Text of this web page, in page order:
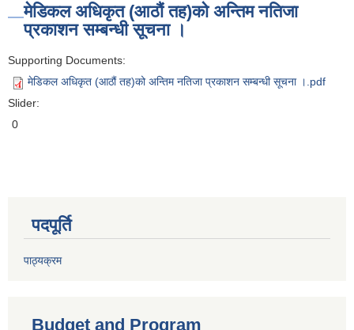
मेडिकल अधिकृत (आठौं तह)को अन्तिम नतिजा
प्रकाशन सम्बन्धी सूचना ।
Supporting Documents:
मेडिकल अधिकृत (आठौं तह)को अन्तिम नतिजा प्रकाशन सम्बन्धी सूचना ।.pdf
Slider:
0
पदपूर्ति
पाठ्यक्रम
Budget and Program